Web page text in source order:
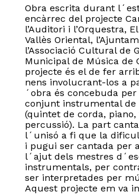
Obra escrita durant
encàrrec del projecte
l’Auditori i l’Orquestra,
Vallès Oriental,
l’Associació Cultural de
Municipal de Música de
projecte és el de fer
nens involucrant-los a
´obra és concebuda
conjunt instrumental
(quintet de corda,
percussió). La part
l´unisó a fi que la
i pugui ser cantada per
l´ajut dels mestres
instrumentals, per
ser interpretades per
Aquest projecte em va